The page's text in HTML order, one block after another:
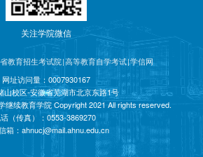
关注学院微信
省教育招生考试院|高等教育自学考试|学信网
网址访问量： 0007930167
山校区-安徽省芜湖市北京东路1号
继续教育学院 Copyright 2021 All rights reserved.
（传真）：0553-3869270
箱： ahnucj@mail.ahnu.edu.cn